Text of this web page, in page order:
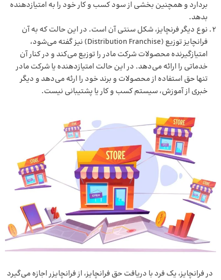
بردارد و همچنین بخشی از سود کسب و کار خود را به امتیازدهنده
بدهد.
نوع دیگر فرنچایز، شکل سنتی آن است. در این حالت که به آن
فرانچایز توزیع (Distribution Franchise) نیز گفته می‌شود،
امتیازگیرنده محصولات شرکت مادر را توزیع می‌کند و در کنار آن
خدماتی را ارائه می‌دهد. در این حالت امتیازدهنده یا شرکت مادر
تنها حق استفاده از محصولات و برند خود را ارئه می‌دهد و دیگر
خبری از آموزش، سیستم کسب و کار یا پشتیبانی نیست.
در فرانچایز، یک فرد با دریافت حق فرانچایز، از فرانچایزر اجازه می‌گیرد